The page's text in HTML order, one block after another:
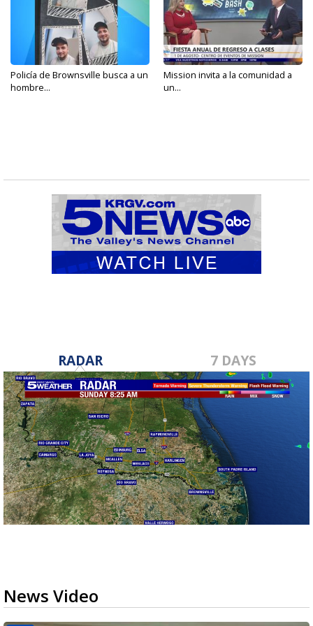
Policía de Brownsville busca a un
hombre...
Mission invita a la comunidad a
un...
RADAR 7 DAYS
News Video